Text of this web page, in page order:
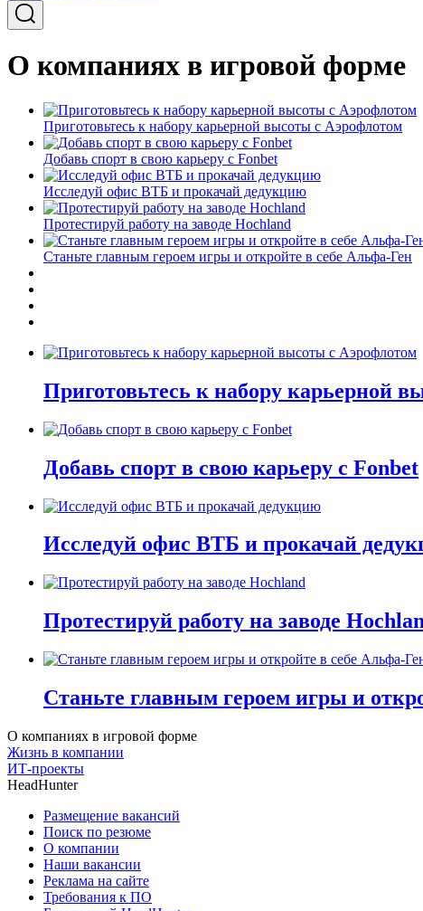
О компаниях в игровой форме
Приготовьтесь к набору карьерной высоты с Аэрофлотом
Добавь спорт в свою карьеру с Fonbet
Исследуй офис ВТБ и прокачай дедукцию
Протестируй работу на заводе Hochland
Станьте главным героем игры и откройте в себе Альфа-Ген
Приготовьтесь к набору карьерной
Добавь спорт в свою карьеру с Fonbet
Исследуй офис ВТБ и прокачай
Протестируй работу на заводе
Станьте главным героем игры и
О компаниях в игровой форме
Жизнь в компании
ИТ-проекты
HeadHunter
Размещение вакансий
Поиск по резюме
О компании
Наши вакансии
Реклама на сайте
Требования к ПО